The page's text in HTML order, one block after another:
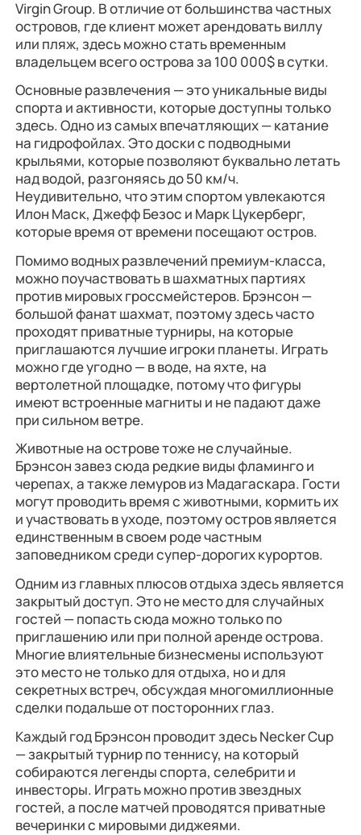
Virgin Group. В отличие от большинства частных
островов, где клиент может арендовать виллу
или пляж, здесь можно стать временным
владельцем всего острова за 100 000$ в сутки.
Основные развлечения — это уникальные виды
спорта и активности, которые доступны только
здесь. Одно из самых впечатляющих — катание
на гидрофойлах. Это доски с подводными
крыльями, которые позволяют буквально летать
над водой, разгоняясь до 50 км/ч.
Неудивительно, что этим спортом увлекаются
Илон Маск, Джефф Безос и Марк Цукерберг,
которые время от времени посещают остров.
Помимо водных развлечений премиум-класса,
можно поучаствовать в шахматных партиях
против мировых гроссмейстеров. Брэнсон —
большой фанат шахмат, поэтому здесь часто
проходят приватные турниры, на которые
приглашаются лучшие игроки планеты. Играть
можно где угодно — в воде, на яхте, на
вертолетной площадке, потому что фигуры
имеют встроенные магниты и не падают даже
при сильном ветре.
Животные на острове тоже не случайные.
Брэнсон завез сюда редкие виды фламинго и
черепах, а также лемуров из Мадагаскара. Гости
могут проводить время с животными, кормить их
и участвовать в уходе, поэтому остров является
единственным в своем роде частным
заповедником среди супер-дорогих курортов.
Одним из главных плюсов отдыха здесь является
закрытый доступ. Это не место для случайных
гостей — попасть сюда можно только по
приглашению или при полной аренде острова.
Многие влиятельные бизнесмены используют
это место не только для отдыха, но и для
секретных встреч, обсуждая многомиллионные
сделки подальше от посторонних глаз.
Каждый год Брэнсон проводит здесь Necker Cup
— закрытый турнир по теннису, на который
собираются легенды спорта, селебрити и
инвесторы. Играть можно против звездных
гостей, а после матчей проводятся приватные
вечеринки с мировыми диджеями.